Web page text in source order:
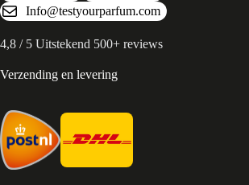
Info@testyourparfum.com
4,8 / 5 Uitstekend 500+ reviews
Verzending en levering